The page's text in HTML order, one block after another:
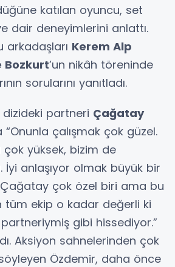
katılan oyuncu, set
dair deneyimlerini anlattı.
arkadaşları Kerem Alp
Bozkurt’un nikâh töreninde
sorularını yanıtladı.
partneri Çağatay
“Onunla çalışmak çok güzel.
yüksek, bizim de
. İyi anlaşıyor olmak büyük bir
çok özel biri ama bu
tüm ekip o kadar değerli ki
gibi hissediyor.”
Aksiyon sahnelerinden çok
Özdemir, daha önce